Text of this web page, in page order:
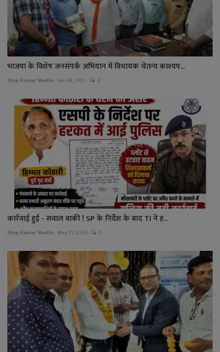
भाजपा के विशेष जनसंपर्क अभियान में विधायक चेतन्य काश्यप...
Niraj Kumar Shukla Jun 29, 2023 0
कार्रवाई हुई - सवाल बाकी ! SP के निर्देश के बाद TI ने ह...
Niraj Kumar Shukla May 21, 2026 0